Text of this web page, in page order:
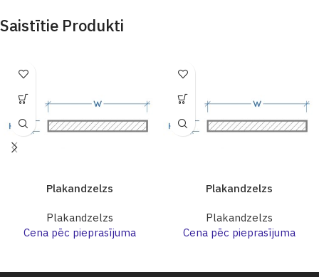
Saistītie Produkti
Plakandzelzs
Plakandzelzs
Cena pēc pieprasījuma
Plakandzelzs
Plakandzelzs
Cena pēc pieprasījuma